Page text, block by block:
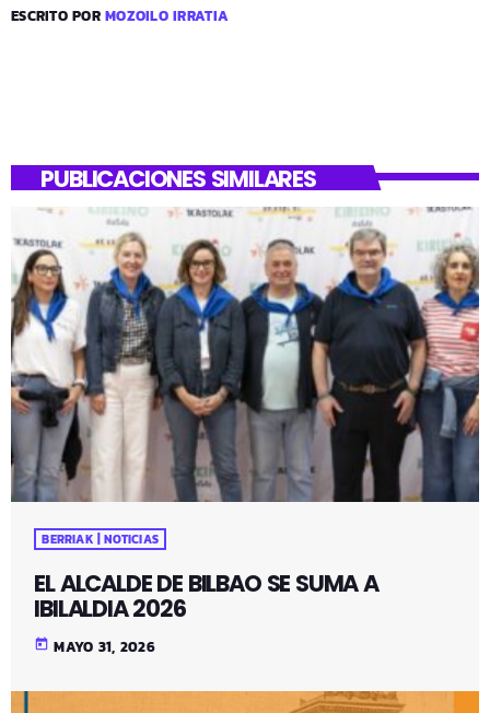
ESCRITO PORMOZOILO IRRATIA
PUBLICACIONES SIMILARES
BERRIAK | NOTICIAS
EL ALCALDE DE BILBAO SE SUMA A
IBILALDIA 2026
today MAYO 31, 2026